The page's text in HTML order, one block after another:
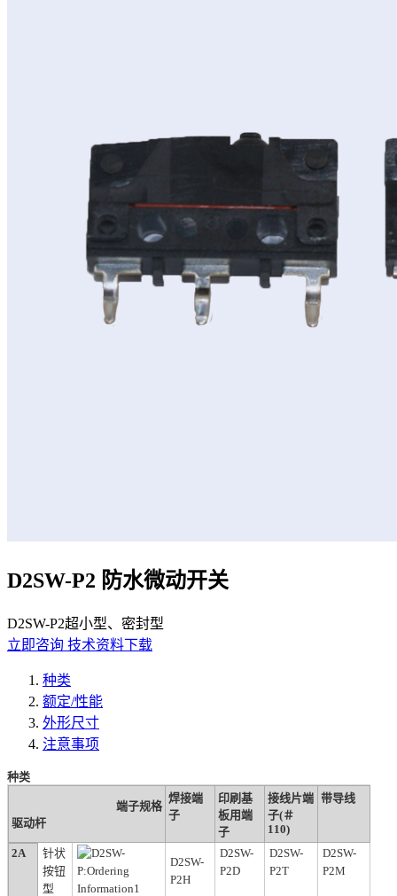
D2SW-P2 防水微动开关
D2SW-P2超小型、密封型
立即咨询 技术资料下载
种类
额定/性能
外形尺寸
注意事项
种类
端子规格
驱动杆
焊接端
子
印刷基
板用端
子
接线片端
子(＃
110)
带导线
2A
针状
按钮
型
D2SW-
P2H
D2SW-
P2D
D2SW-
P2T
D2SW-
P2M